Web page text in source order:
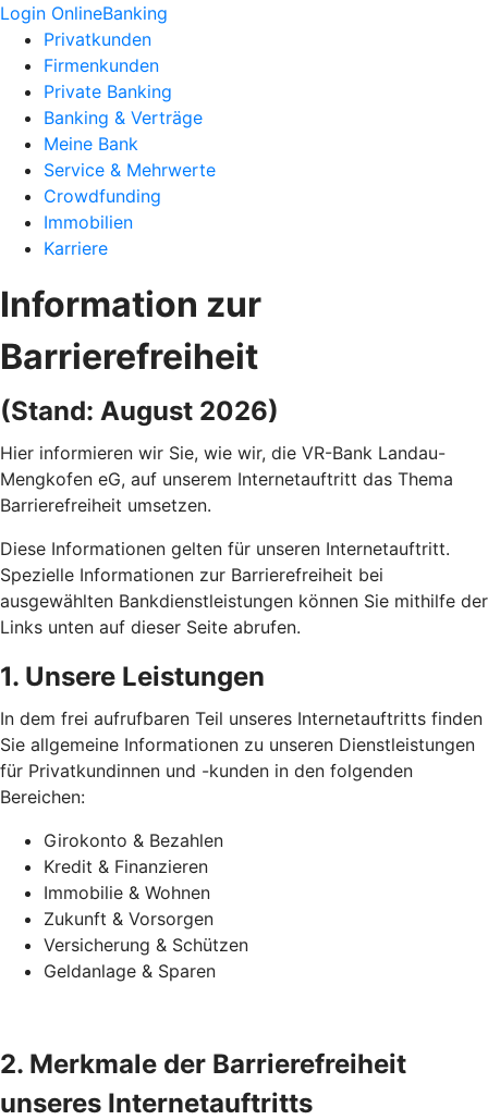
Login OnlineBanking
Privatkunden
Firmenkunden
Private Banking
Banking & Verträge
Meine Bank
Service & Mehrwerte
Crowdfunding
Immobilien
Karriere
Information zur
Barrierefreiheit
(Stand: August 2026)
Hier informieren wir Sie, wie wir, die VR-Bank Landau-
Mengkofen eG, auf unserem Internetauftritt das Thema
Barrierefreiheit umsetzen.
Diese Informationen gelten für unseren Internetauftritt.
Spezielle Informationen zur Barrierefreiheit bei
ausgewählten Bankdienstleistungen können Sie mithilfe der
Links unten auf dieser Seite abrufen.
1. Unsere Leistungen
In dem frei aufrufbaren Teil unseres Internetauftritts finden
Sie allgemeine Informationen zu unseren Dienstleistungen
für Privatkundinnen und -kunden in den folgenden
Bereichen:
Girokonto & Bezahlen
Kredit & Finanzieren
Immobilie & Wohnen
Zukunft & Vorsorgen
Versicherung & Schützen
Geldanlage & Sparen
2. Merkmale der Barrierefreiheit
unseres Internetauftritts